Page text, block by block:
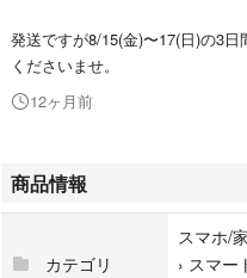
発送ですが8/15(金)〜17(日)の3
くださいませ。
12ヶ月前
商品情報
カテゴリ
スマホ/
› スマー